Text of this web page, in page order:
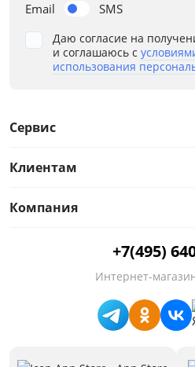
от
Материал
Email SMS
Даю согласие на
и соглашаюсь с
использования
Сервис
Клиентам
Компания
+7(495)
Интернет-